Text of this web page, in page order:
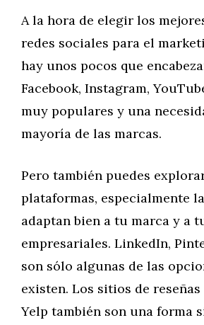
A la hora de elegir los
redes sociales para el
hay unos pocos que
Facebook, Instagram,
muy populares y una
mayoría de las marcas.
Pero también puedes
plataformas, especialmente
adaptan bien a tu marca y a
empresariales. LinkedIn,
son sólo algunas de las
existen. Los sitios de
Yelp también son una forma